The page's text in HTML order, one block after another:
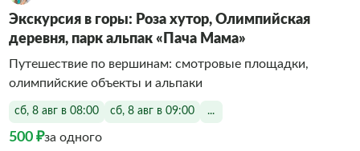
Экскурсия в горы: Роза хутор, Олимпийская
деревня, парк альпак «Пача Мама»
Путешествие по вершинам: смотровые площадки,
олимпийские объекты и альпаки
сб, 8 авг в 08:00 сб, 8 авг в 09:00 ...
500 ₽за одного